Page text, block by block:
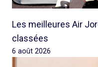
Les meilleures Air
classées
6 août 2026